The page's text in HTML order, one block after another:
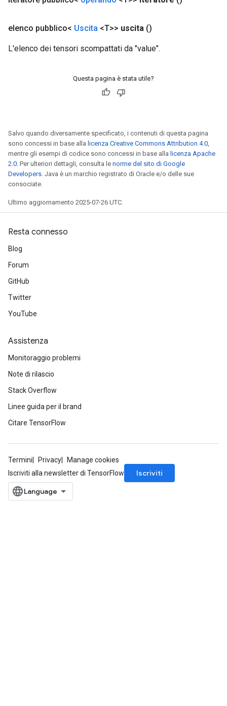
elenco pubblico< Uscita <T>> uscita ()
L'elenco dei tensori scompattati da "value".
Questa pagina è stata utile?
Salvo quando diversamente specificato, i contenuti di questa pagina
sono concessi in base alla licenza Creative Commons Attribution 4.0
mentre gli esempi di codice sono concessi in base alla licenza Apache
2.0 . Per ulteriori dettagli, consulta le norme del sito di Google
Developers . Java è un marchio registrato di Oracle e/o delle sue
consociate.
Ultimo aggiornamento 2025-07-26 UTC.
Resta connesso
Blog
Forum
GitHub
Twitter
YouTube
Assistenza
Monitoraggio problemi
Note di rilascio
Stack Overflow
Linee guida per il brand
Citare TensorFlow
Termini Privacy
Manage cookies
Iscriviti alla newsletter di TensorFlow
Iscriviti